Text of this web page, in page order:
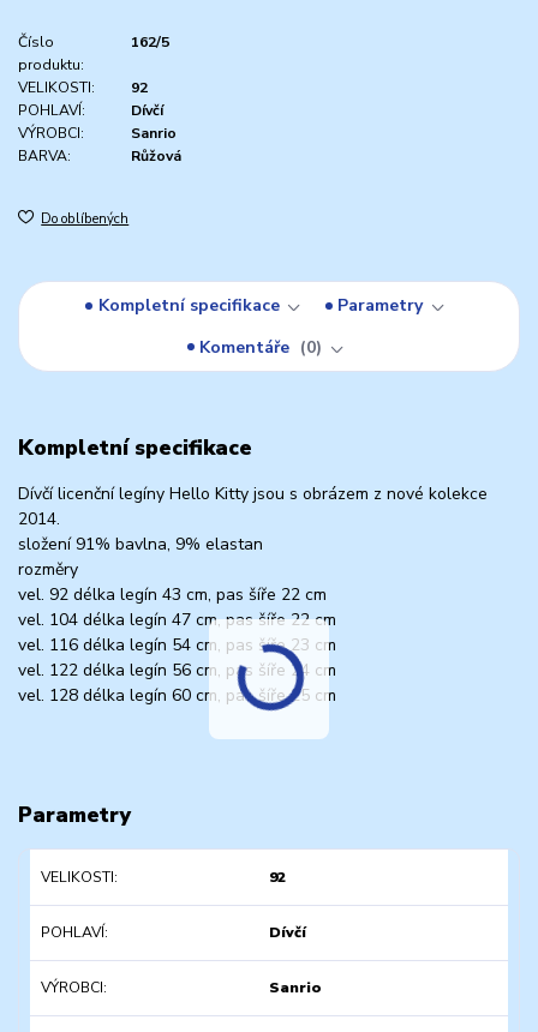
Číslo
produktu:
162/5
VELIKOSTI:
92
POHLAVÍ:
Dívčí
VÝROBCI:
Sanrio
BARVA:
Růžová
Do oblíbených
Kompletní specifikace
Parametry
Komentáře
0
Kompletní specifikace
Dívčí licenční legíny Hello Kitty jsou s obrázem z nové kolekce
2014.
složení 91% bavlna, 9% elastan
rozměry
vel. 92 délka legín 43 cm, pas šíře 22 cm
vel. 104 délka legín 47 cm, pas šíře 22 cm
vel. 116 délka legín 54 cm, pas šíře 23 cm
vel. 122 délka legín 56 cm, pas šíře 24 cm
vel. 128 délka legín 60 cm, pas šíře 25 cm
Parametry
VELIKOSTI 92
POHLAVÍ Dívčí
VÝROBCI Sanrio